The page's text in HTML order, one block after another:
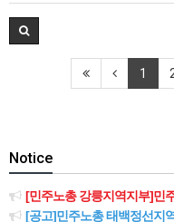
1
Notice
[민주노총 강릉지역지부]민주노총
[공고]민주노총 태백정선지역